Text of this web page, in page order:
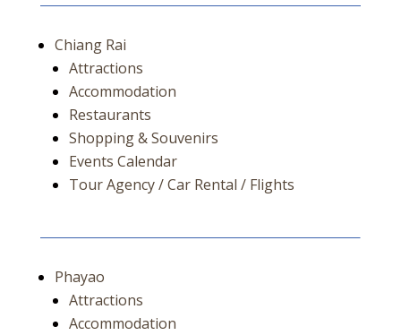
Chiang Rai
Attractions
Accommodation
Restaurants
Shopping & Souvenirs
Events Calendar
Tour Agency / Car Rental / Flights
Phayao
Attractions
Accommodation